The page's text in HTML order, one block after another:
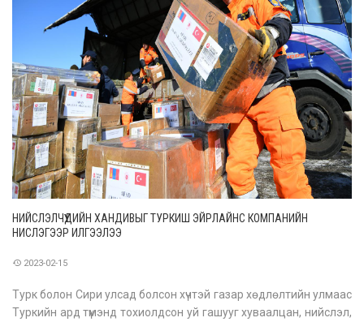
НИЙСЛЭЛЧҮҮДИЙН ХАНДИВЫГ ТУРКИШ ЭЙРЛАЙНС КОМПАНИЙН
НИСЛЭГЭЭР ИЛГЭЭЛЭЭ
2023-02-15
Турк болон Сири улсад болсон хүчтэй газар хөдлөлтийн улмаас
Туркийн ард түмэнд тохиолдсон уй гашууг хуваалцан, нийслэл,